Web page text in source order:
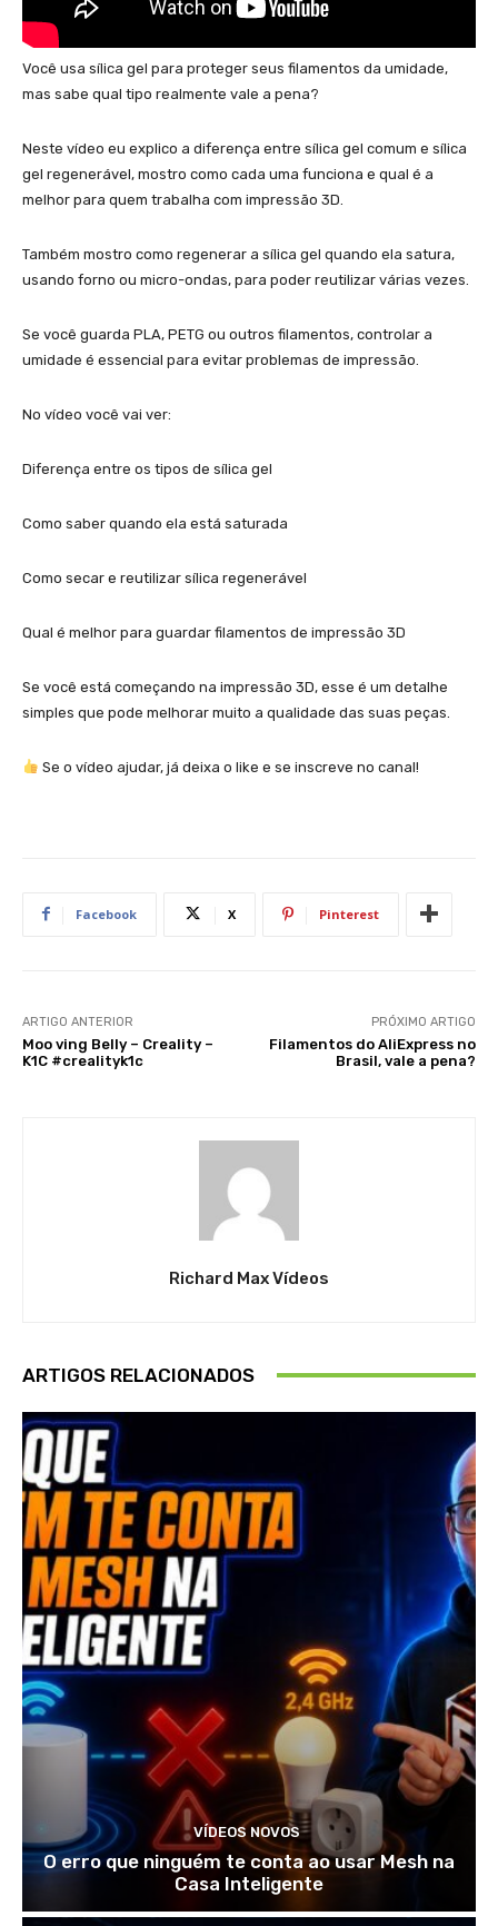
Você usa sílica gel para proteger seus filamentos da umidade,
mas sabe qual tipo realmente vale a pena?
Neste vídeo eu explico a diferença entre sílica gel comum e sílica
gel regenerável, mostro como cada uma funciona e qual é a
melhor para quem trabalha com impressão 3D.
Também mostro como regenerar a sílica gel quando ela satura,
usando forno ou micro-ondas, para poder reutilizar várias vezes.
Se você guarda PLA, PETG ou outros filamentos, controlar a
umidade é essencial para evitar problemas de impressão.
No vídeo você vai ver:
Diferença entre os tipos de sílica gel
Como saber quando ela está saturada
Como secar e reutilizar sílica regenerável
Qual é melhor para guardar filamentos de impressão 3D
Se você está começando na impressão 3D, esse é um detalhe
simples que pode melhorar muito a qualidade das suas peças.
Se o vídeo ajudar, já deixa o like e se inscreve no canal!
Facebook X Pinterest
ARTIGO ANTERIOR
Moo ving Belly – Creality –
K1C #crealityk1c
PRÓXIMO ARTIGO
Filamentos do AliExpress no
Brasil, vale a pena?
Richard Max Vídeos
ARTIGOS RELACIONADOS
VÍDEOS NOVOS
O erro que ninguém te conta ao usar Mesh na
Casa Inteligente